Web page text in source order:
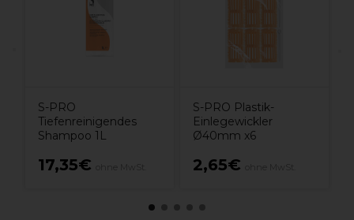
S-PRO
Tiefenreinigendes
Shampoo 1L
17,35€
S-PRO Plastik-
Einlegewickler
Ø40mm x6
2,65€